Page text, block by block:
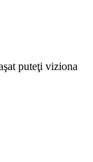
puteţi viziona